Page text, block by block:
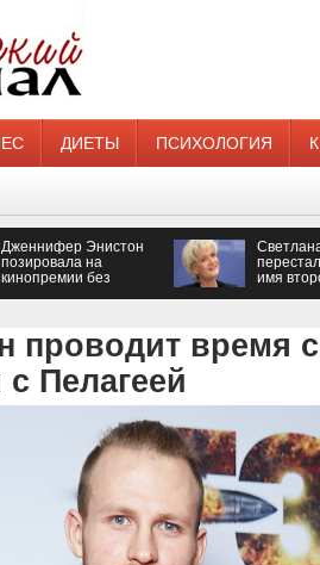
ДИЕТЫ ПСИХОЛОГИЯ
Дженнифер Энистон
позировала на
кинопремии без
имя
проводит время
с Пелагеей